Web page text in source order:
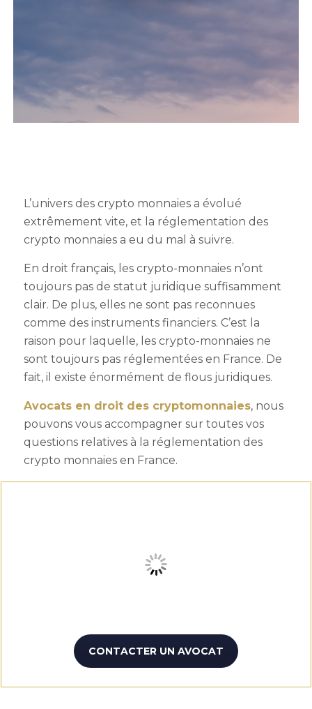
L’univers des crypto monnaies a évolué
extrêmement vite, et la réglementation des
crypto monnaies a eu du mal à suivre.
En droit français, les crypto-monnaies n’ont
toujours pas de statut juridique suffisamment
clair. De plus, elles ne sont pas reconnues
comme des instruments financiers. C’est la
raison pour laquelle, les crypto-monnaies ne
sont toujours pas réglementées en France. De
fait, il existe énormément de flous juridiques.
Avocats en droit des cryptomonnaies, nous
pouvons vous accompagner sur toutes vos
questions relatives à la réglementation des
crypto monnaies en France.
CONTACTER UN AVOCAT